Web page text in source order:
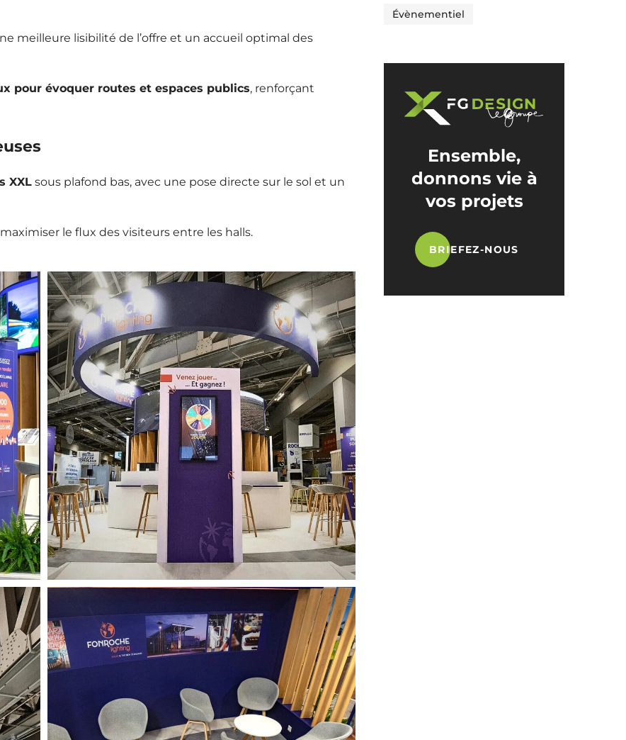
meilleure lisibilité de l’offre et un accueil optimal des
pour évoquer routes et espaces publics, renforçant
XXLsous plafond bas, avec une pose directe sur le sol et un
le flux des visiteurs entre les halls.
Évènementiel
Ensemble,
donnons vie à
vos projets
BRIEFEZ-NOUS